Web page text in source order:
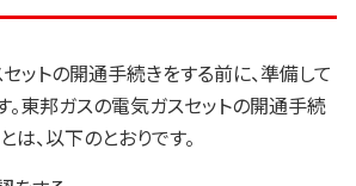
ットの開通手続きをする前に、準備して
。東邦ガスの電気ガスセットの開通手続
、以下のとおりです。